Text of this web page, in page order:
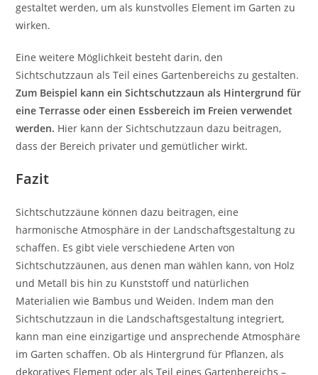
gestaltet werden, um als kunstvolles Element im Garten zu
wirken.
Eine weitere Möglichkeit besteht darin, den
Sichtschutzzaun als Teil eines Gartenbereichs zu gestalten.
Zum Beispiel kann ein Sichtschutzzaun als Hintergrund für
eine Terrasse oder einen Essbereich im Freien verwendet
werden. Hier kann der Sichtschutzzaun dazu beitragen,
dass der Bereich privater und gemütlicher wirkt.
Fazit
Sichtschutzzäune können dazu beitragen, eine
harmonische Atmosphäre in der Landschaftsgestaltung zu
schaffen. Es gibt viele verschiedene Arten von
Sichtschutzzäunen, aus denen man wählen kann, von Holz
und Metall bis hin zu Kunststoff und natürlichen
Materialien wie Bambus und Weiden. Indem man den
Sichtschutzzaun in die Landschaftsgestaltung integriert,
kann man eine einzigartige und ansprechende Atmosphäre
im Garten schaffen. Ob als Hintergrund für Pflanzen, als
dekoratives Element oder als Teil eines Gartenbereichs –